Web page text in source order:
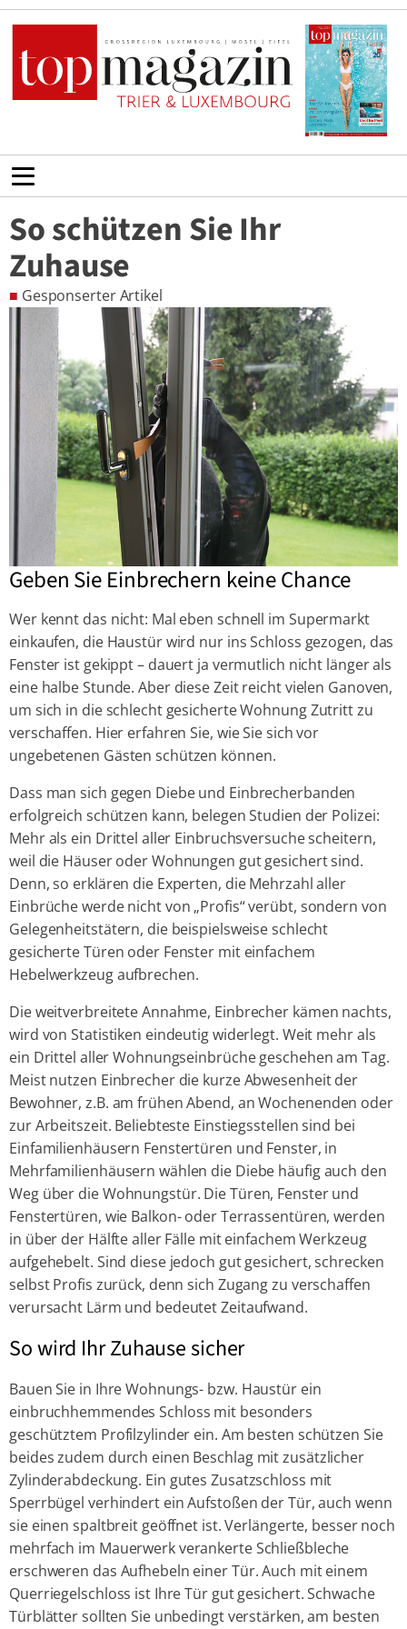
So schützen Sie Ihr
Zuhause
■ Gesponserter Artikel
Geben Sie Einbrechern keine Chance
Wer kennt das nicht: Mal eben schnell im Supermarkt
einkaufen, die Haustür wird nur ins Schloss gezogen, das
Fenster ist gekippt – dauert ja vermutlich nicht länger als
eine halbe Stunde. Aber diese Zeit reicht vielen Ganoven,
um sich in die schlecht gesicherte Wohnung Zutritt zu
verschaffen. Hier erfahren Sie, wie Sie sich vor
ungebetenen Gästen schützen können.
Dass man sich gegen Diebe und Einbrecherbanden
erfolgreich schützen kann, belegen Studien der Polizei:
Mehr als ein Drittel aller Einbruchsversuche scheitern,
weil die Häuser oder Wohnungen gut gesichert sind.
Denn, so erklären die Experten, die Mehrzahl aller
Einbrüche werde nicht von „Profis“ verübt, sondern von
Gelegenheitstätern, die beispielsweise schlecht
gesicherte Türen oder Fenster mit einfachem
Hebelwerkzeug aufbrechen.
Die weitverbreitete Annahme, Einbrecher kämen nachts,
wird von Statistiken eindeutig widerlegt. Weit mehr als
ein Drittel aller Wohnungseinbrüche geschehen am Tag.
Meist nutzen Einbrecher die kurze Abwesenheit der
Bewohner, z.B. am frühen Abend, an Wochenenden oder
zur Arbeitszeit. Beliebteste Einstiegsstellen sind bei
Einfamilienhäusern Fenstertüren und Fenster, in
Mehrfamilienhäusern wählen die Diebe häufig auch den
Weg über die Wohnungstür. Die Türen, Fenster und
Fenstertüren, wie Balkon- oder Terrassentüren, werden
in über der Hälfte aller Fälle mit einfachem Werkzeug
aufgehebelt. Sind diese jedoch gut gesichert, schrecken
selbst Profis zurück, denn sich Zugang zu verschaffen
verursacht Lärm und bedeutet Zeitaufwand.
So wird Ihr Zuhause sicher
Bauen Sie in Ihre Wohnungs- bzw. Haustür ein
einbruchhemmendes Schloss mit besonders
geschütztem Profilzylinder ein. Am besten schützen Sie
beides zudem durch einen Beschlag mit zusätzlicher
Zylinderabdeckung. Ein gutes Zusatzschloss mit
Sperrbügel verhindert ein Aufstoßen der Tür, auch wenn
sie einen spaltbreit geöffnet ist. Verlängerte, besser noch
mehrfach im Mauerwerk verankerte Schließbleche
erschweren das Aufhebeln einer Tür. Auch mit einem
Querriegelschloss ist Ihre Tür gut gesichert. Schwache
Türblätter sollten Sie unbedingt verstärken, am besten